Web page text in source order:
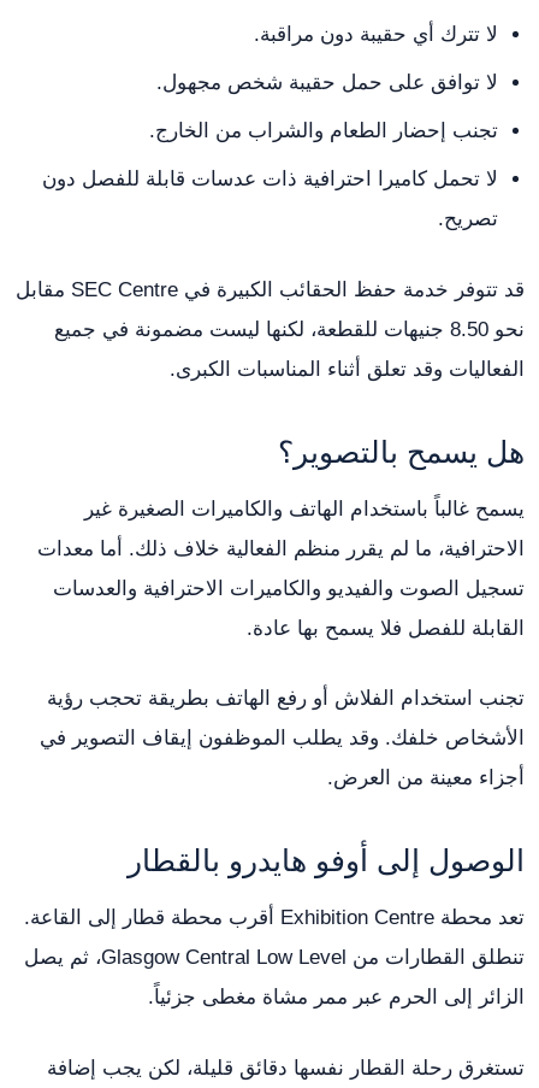
لا تترك أي حقيبة دون مراقبة.
لا توافق على حمل حقيبة شخص مجهول.
تجنب إحضار الطعام والشراب من الخارج.
لا تحمل كاميرا احترافية ذات عدسات قابلة للفصل دون
تصريح.
قد تتوفر خدمة حفظ الحقائب الكبيرة في SEC Centre مقابل
نحو 8.50 جنيهات للقطعة، لكنها ليست مضمونة في جميع
الفعاليات وقد تعلق أثناء المناسبات الكبرى.
هل يسمح بالتصوير؟
يسمح غالباً باستخدام الهاتف والكاميرات الصغيرة غير
الاحترافية، ما لم يقرر منظم الفعالية خلاف ذلك. أما معدات
تسجيل الصوت والفيديو والكاميرات الاحترافية والعدسات
القابلة للفصل فلا يسمح بها عادة.
تجنب استخدام الفلاش أو رفع الهاتف بطريقة تحجب رؤية
الأشخاص خلفك. وقد يطلب الموظفون إيقاف التصوير في
أجزاء معينة من العرض.
الوصول إلى أوفو هايدرو بالقطار
تعد محطة Exhibition Centre أقرب محطة قطار إلى القاعة.
تنطلق القطارات من Glasgow Central Low Level، ثم يصل
الزائر إلى الحرم عبر ممر مشاة مغطى جزئياً.
تستغرق رحلة القطار نفسها دقائق قليلة، لكن يجب إضافة